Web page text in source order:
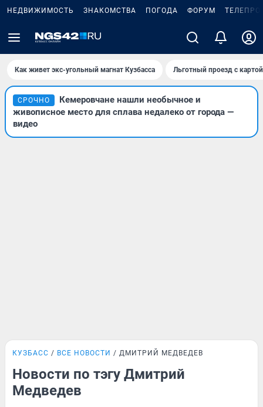
НЕДВИЖИМОСТЬ ЗНАКОМСТВА ПОГОДА ФОРУМ
Как живет экс-угольный магнат Кузбасса Льготный проезд с
СРОЧНО
Кемеровчане нашли необычное и
живописное место для сплава недалеко от города —
видео
КУЗБАСС ВСЕ НОВОСТИ ДМИТРИЙ МЕДВЕДЕВ
Новости по тэгу Дмитрий
Медведев